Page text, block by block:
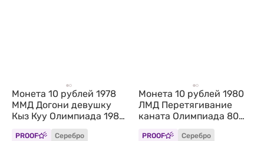
Монета 10 рублей 1978
ММД Догони девушку
Кыз Куу Олимпиада 1980
(80) PROOF
PROOF Серебро
Монета 10 рублей 1980
ЛМД Перетягивание
каната Олимпиада 80
PROOF Серебро